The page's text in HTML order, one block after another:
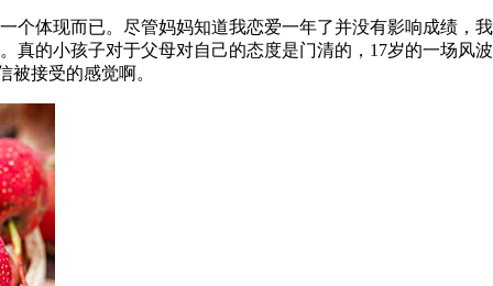
个体现而已。尽管妈妈知道我恋爱一年了并没有影响成绩，
的小孩子对于父母对自己的态度是门清的，17岁的一场风
被接受的感觉啊。